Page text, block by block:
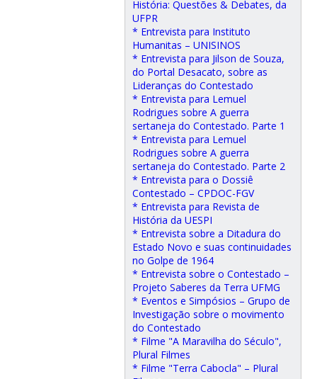
História: Questões & Debates, da
UFPR
* Entrevista para Instituto
Humanitas – UNISINOS
* Entrevista para Jilson de Souza,
do Portal Desacato, sobre as
Lideranças do Contestado
* Entrevista para Lemuel
Rodrigues sobre A guerra
sertaneja do Contestado. Parte 1
* Entrevista para Lemuel
Rodrigues sobre A guerra
sertaneja do Contestado. Parte 2
* Entrevista para o Dossiê
Contestado – CPDOC-FGV
* Entrevista para Revista de
História da UESPI
* Entrevista sobre a Ditadura do
Estado Novo e suas continuidades
no Golpe de 1964
* Entrevista sobre o Contestado –
Projeto Saberes da Terra UFMG
* Eventos e Simpósios – Grupo de
Investigação sobre o movimento
do Contestado
* Filme "A Maravilha do Século",
Plural Filmes
* Filme "Terra Cabocla" – Plural